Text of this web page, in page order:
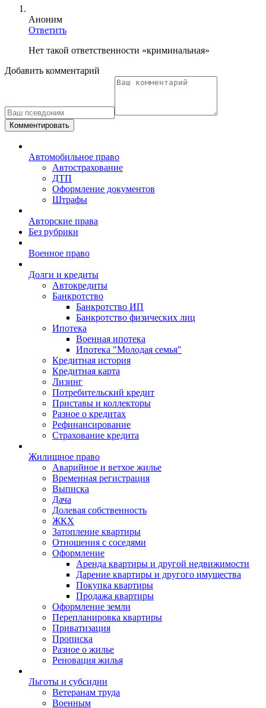
Аноним
Ответить
Нет такой ответственности «криминальная»
Добавить комментарий
Комментировать
Автомобильное право
Автострахование
ДТП
Оформление документов
Штрафы
Авторские права
Без рубрики
Военное право
Долги и кредиты
Автокредиты
Банкротство
Банкротство ИП
Банкротство физических лиц
Ипотека
Военная ипотека
Ипотека "Молодая семья"
Кредитная история
Кредитная карта
Лизинг
Потребительский кредит
Приставы и коллекторы
Разное о кредитах
Рефинансирование
Страхование кредита
Жилищное право
Аварийное и ветхое жилье
Временная регистрация
Выписка
Дача
Долевая собственность
ЖКХ
Затопление квартиры
Отношения с соседями
Оформление
Аренда квартиры и другой недвижимости
Дарение квартиры и другого имущества
Покупка квартиры
Продажа квартиры
Оформление земли
Перепланировка квартиры
Приватизация
Прописка
Разное о жилье
Реновация жилья
Льготы и субсидии
Ветеранам труда
Военным